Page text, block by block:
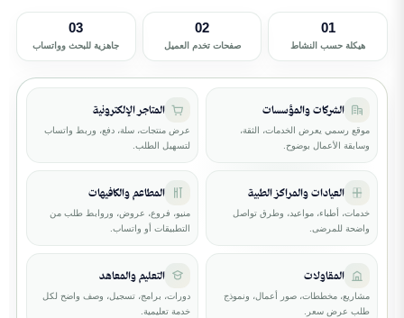
01
هيكلة حسب النشاط
02
صفحات تخدم العميل
03
جاهزية للبحث وواتساب
الشركات والمؤسسات
موقع رسمي يعرض الخدمات، الثقة،
وسابقة الأعمال بوضوح.
المتاجر الإلكترونية
عرض منتجات، سلة، دفع، وربط واتساب
لتسهيل الطلب.
العيادات والمراكز الطبية
خدمات، أطباء، مواعيد، وطرق تواصل
واضحة للمرضى.
المطاعم والكافيهات
منيو، فروع، عروض، وروابط طلب من
التطبيقات أو واتساب.
المقاولات
مشاريع، مخططات، صور أعمال، ونموذج
طلب عرض سعر.
التعليم والمعاهد
دورات، برامج، تسجيل، وصف واضح لكل
خدمة تعليمية.